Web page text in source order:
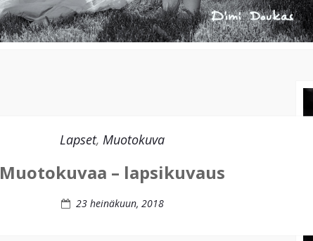
Lapset, Muotokuva
Muotokuvaa – lapsikuvaus
23 heinäkuun, 2018